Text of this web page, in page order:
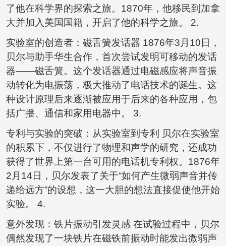
了他在科学界的探索之旅。1870年，他移民到加拿
大并加入美国国籍，开启了他的科学之旅。 2.
实验室的创造者：磁舌簧发话器 1876年3月10日，
贝尔与助手华生合作，首次尝试发明可移动的发话
器——磁舌簧。这个发话器通过电磁感应将声音振
动转化为电振荡，极大推动了电话技术的诞生。这
种设计原理后来逐渐被应用于后来的各种应用，包
括广播、通信和家用电器中。 3.
专利与实验的突破：从实验室到专利 贝尔在实验室
的积累下，不仅进行了物理和声学的研究，还成功
获得了世界上第一台可用的电话机专利权。1876年
2月14日，贝尔发表了关于“如何产生微弱声音并传
递给远方”的设想，这一大胆的想法直接促使他开始
实验。 4.
意外发现：铁片振动引发灵感 在试验过程中，贝尔
偶然发现了一块铁片在磁铁前振动时能发出微弱声